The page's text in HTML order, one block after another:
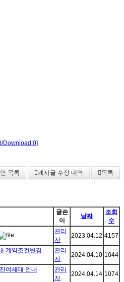
Download:0]
목록 게시글 수정 내역 목록
글쓴
이
날짜
조회
수
관리
자
2023.04.12 4157
계약조건변경
관리
자
2024.04.10 1044
여세대 안내
관리
자
2024.04.14 1074